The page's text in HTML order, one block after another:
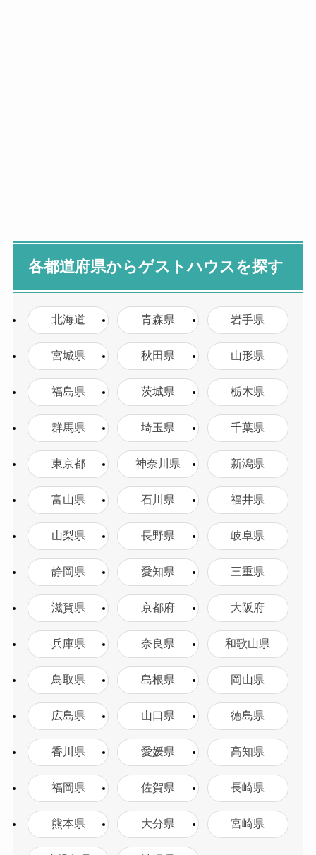
各都道府県からゲストハウスを探す
北海道 青森県 岩手県
宮城県 秋田県 山形県
福島県 茨城県 栃木県
群馬県 埼玉県 千葉県
東京都 神奈川県 新潟県
富山県 石川県 福井県
山梨県 長野県 岐阜県
静岡県 愛知県 三重県
滋賀県 京都府 大阪府
兵庫県 奈良県 和歌山県
鳥取県 島根県 岡山県
広島県 山口県 徳島県
香川県 愛媛県 高知県
福岡県 佐賀県 長崎県
熊本県 大分県 宮崎県